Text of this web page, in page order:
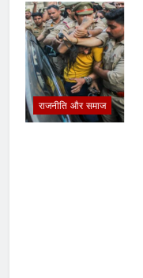
राजनीति और समाज